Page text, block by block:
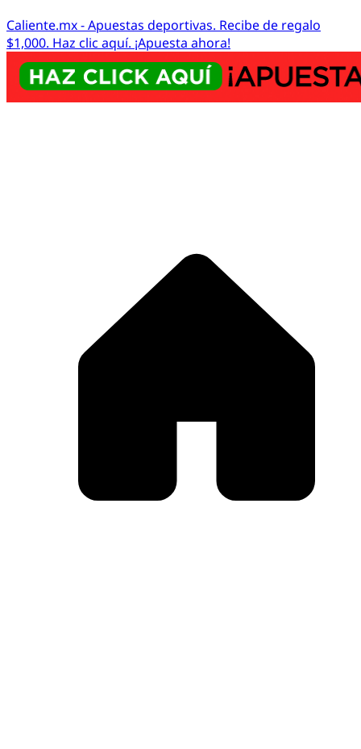
Caliente.mx - Apuestas deportivas. Recibe de regalo
$1,000. Haz clic aquí. ¡Apuesta ahora!